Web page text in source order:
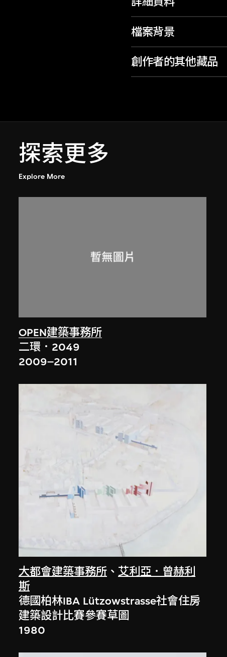
檔案背景
創作者的其他藏品
探索更多
Explore More
OPEN建築事務所
二環．2049
2009–2011
大都會建築事務所 、艾利亞．曾赫利
斯
德國柏林IBA Lützowstrasse社會住房
建築設計比賽參賽草圖
1980